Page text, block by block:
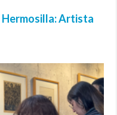
Hermosilla: Artista